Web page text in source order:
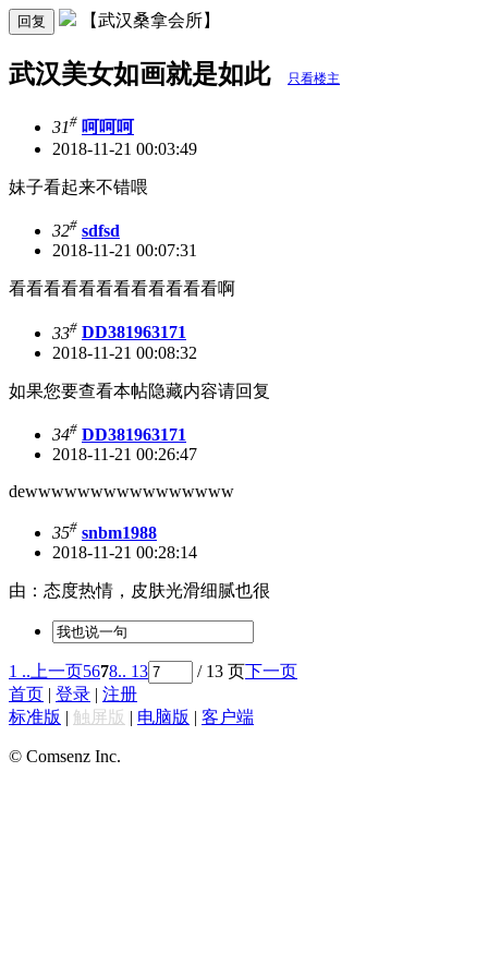
回复 【武汉桑拿会所】
武汉美女如画就是如此 只看楼主
31# 呵呵呵
2018-11-21 00:03:49
妹子看起来不错喂
32# sdfsd
2018-11-21 00:07:31
看看看看看看看看看看看看啊
33# DD381963171
2018-11-21 00:08:32
如果您要查看本帖隐藏内容请回复
34# DD381963171
2018-11-21 00:26:47
dewwwwwwwwwwwwwwww
35# snbm1988
2018-11-21 00:28:14
由：态度热情，皮肤光滑细腻也很
1 ..上一页 5678.. 13 / 13 页
下一页
首页
登录
注册
标准版
触屏版 电脑版 客户端
© Comsenz Inc.